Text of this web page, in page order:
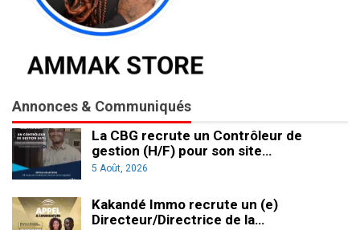
Annonces & Communiqués
La CBG recrute un Contrôleur de
gestion (H/F) pour son site…
5 Août, 2026
Kakandé Immo recrute un (e)
Directeur/Directrice de la…